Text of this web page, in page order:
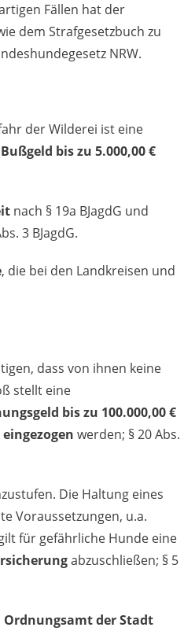
Fällen hat der
dem Strafgesetzbuch zu
NRW.
der Wilderei ist eine
Bußgeld bis zu 5.000,00 €
nach § 19a BJagdG und
3 BJagdG.
, die bei den Landkreisen und
dass von ihnen keine
stellt eine
bis zu 100.000,00 €
eingezogen werden; § 20 Abs.
Die Haltung eines
Voraussetzungen, u.a.
für gefährliche Hunde eine
abzuschließen; § 5
Ordnungsamt der Stadt